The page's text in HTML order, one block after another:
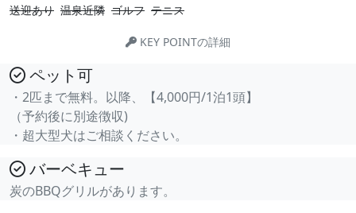
送迎あり 温泉近隣 ゴルフ テニス
KEY POINTの詳細
ペット可
・2匹まで無料。以降、【4,000円/1泊1頭】
（予約後に別途徴収)
・超大型犬はご相談ください。
バーベキュー
炭のBBQグリルがあります。